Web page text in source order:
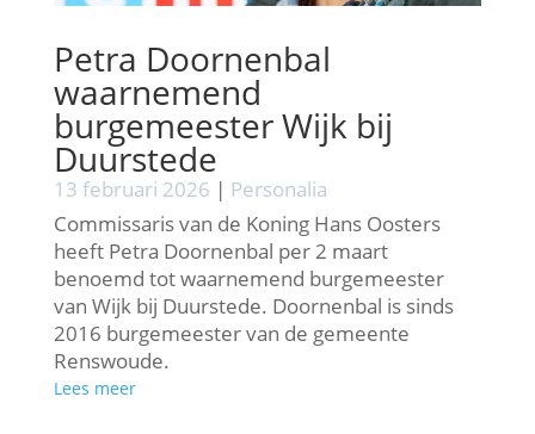
Petra Doornenbal
waarnemend
burgemeester Wijk bij
Duurstede
13 februari 2026 | Personalia
Commissaris van de Koning Hans Oosters
heeft Petra Doornenbal per 2 maart
benoemd tot waarnemend burgemeester
van Wijk bij Duurstede. Doornenbal is sinds
2016 burgemeester van de gemeente
Renswoude.
Lees meer